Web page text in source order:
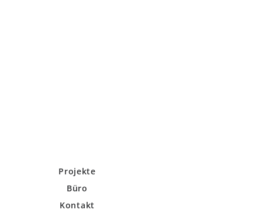
Projekte
Büro
Kontakt